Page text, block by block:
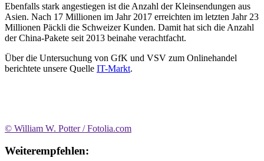
Ebenfalls stark angestiegen ist die Anzahl der Kleinsendungen aus
Asien. Nach 17 Millionen im Jahr 2017 erreichten im letzten Jahr 23
Millionen Päckli die Schweizer Kunden. Damit hat sich die Anzahl
der China-Pakete seit 2013 beinahe verachtfacht.
Über die Untersuchung von GfK und VSV zum Onlinehandel
berichtete unsere Quelle IT-Markt.
© William W. Potter / Fotolia.com
Weiterempfehlen: